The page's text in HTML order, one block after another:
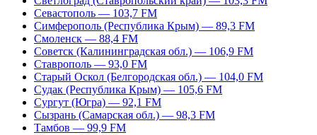
Севастополь — 103,7 FM
Симферополь (Республика Крым) — 89,3 FM
Смоленск — 88,4 FM
Советск (Калининградская обл.) — 106,9 FM
Ставрополь — 93,0 FM
Старый Оскол (Белгородская обл.) — 104,0 FM
Судак (Республика Крым) — 105,6 FM
Сургут (Югра) — 92,1 FM
Сызрань (Самарская обл.) — 98,3 FM
Тамбов — 99,9 FM